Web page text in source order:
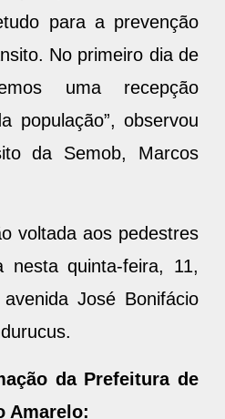
No primeiro dia de
uma recepção
população”, observou
da Semob, Marcos
voltada aos pedestres
nesta quinta-feira, 11,
José Bonifácio
da Prefeitura de
Amarelo: